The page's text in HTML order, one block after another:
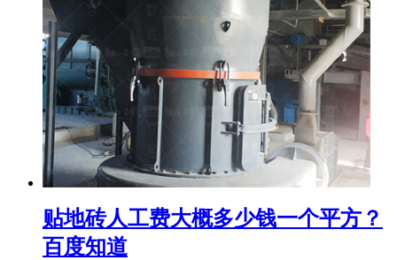
贴地砖人工费大概多少钱一个平方？
百度知道